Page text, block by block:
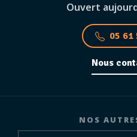
Ouvert
05 61
Nous
NOS